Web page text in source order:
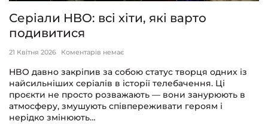
Серіали HBO: всі хіти, які варто
подивитися
21 Квітня 2026 Коментарів немає
HBO давно закріпив за собою статус творця одних із
найсильніших серіалів в історії телебачення. Ці
проєкти не просто розважають — вони занурюють в
атмосферу, змушують співпереживати героям і
нерідко змінюють…